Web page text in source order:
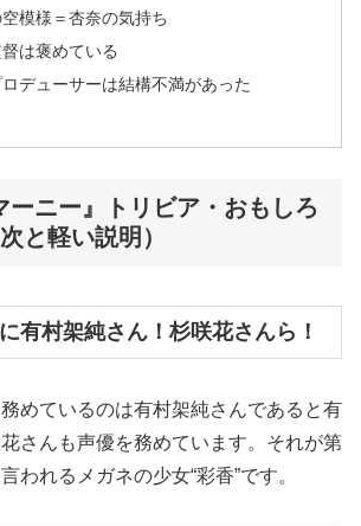
模様＝杏奈の気持ち
は褒めている
ロデューサーは結構不満があった
ーニー』トリビア・おもしろ
と軽い説明）
有村架純さん！杉咲花さんら！
めているのは有村架純さんであると有
さんも声優を務めています。それが第
われるメガネの少女“彩香”です。